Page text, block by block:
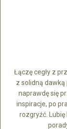
Łączę cegły z
z solidną dawką
naprawdę się
inspiracje, po
rozgryźć.